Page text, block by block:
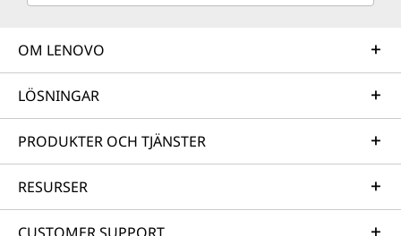
OM LENOVO
LÖSNINGAR
PRODUKTER OCH TJÄNSTER
RESURSER